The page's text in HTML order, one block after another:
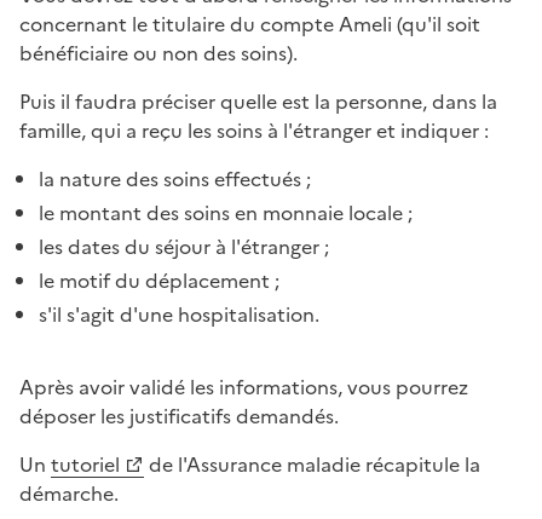
concernant le titulaire du compte Ameli (qu'il soit
bénéficiaire ou non des soins).
Puis il faudra préciser quelle est la personne, dans la
famille, qui a reçu les soins à l'étranger et indiquer :
la nature des soins effectués ;
le montant des soins en monnaie locale ;
les dates du séjour à l'étranger ;
le motif du déplacement ;
s'il s'agit d'une hospitalisation.
Après avoir validé les informations, vous pourrez
déposer les justificatifs demandés.
Un tutoriel
de l'Assurance maladie récapitule la
démarche.